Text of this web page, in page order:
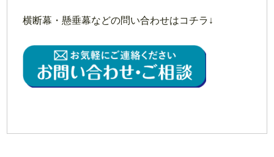
横断幕・懸垂幕などの問い合わせはコチラ↓